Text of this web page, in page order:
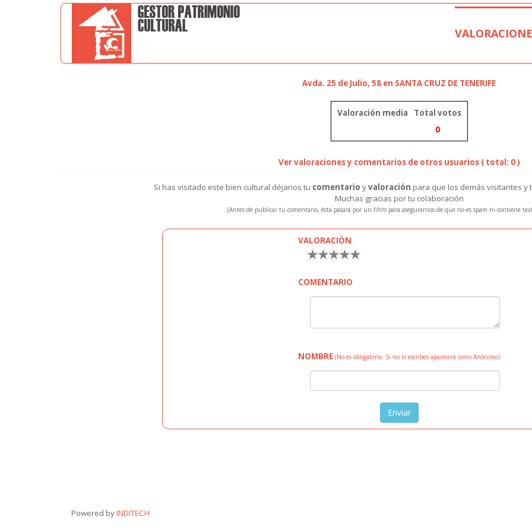
Avda. 25 de Julio, 58 en SANTA CRUZ DE TENERIFE
Valoración media
Total votos
0
Ver valoraciones y comentarios de otros usuarios ( total: 0 )
Si has visitado este bien cultural déjanos tu comentario yvaloración para que los demás visitantes
Muchas gracias por tu colaboración
(Antes de publicar tu comentario, ésta pasará por un filtro para asegurarnos de que no es spam ni contiene
VALORACIÓN
★
★
★
★
★
COMENTARIO
NOMBRE (No es obligatorio. Si no lo escribes aparecerá como Anónimo)
Enviar
Powered byINDITECH